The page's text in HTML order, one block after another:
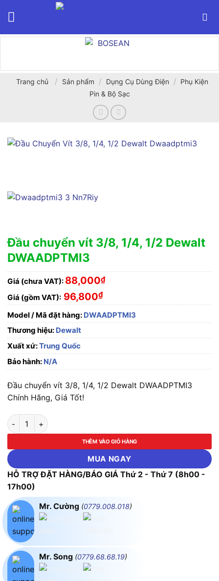
Trang chủ / Sản phẩm / Dụng Cụ Dùng Điện / Phụ Kiện
Pin & Bộ Sạc
Đầu chuyển vít 3/8, 1/4, 1/2 Dewalt
DWAADPTMI3
Giá (chưa VAT): 88,000₫
Giá (gồm VAT): 96,800₫
Model / Mã đặt hàng: DWAADPTMI3
Thương hiệu: Dewalt
Xuất xứ:Trung Quốc
Bảo hành: N/A
Đầu chuyển vít 3/8, 1/4, 1/2 Dewalt DWAADPTMI3
Chính Hãng, Giá Tốt!
Đầu chuyển vít 3/8, 1/4, 1/2 Dewalt DWAADPTMI3 số lượng
THÊM VÀO GIỎ HÀNG
MUA NGAY
HỖ TRỢ ĐẶT HÀNG/BÁO GIÁ Thứ 2 - Thứ 7 (8h00 -
17h00)
Mr. Cường (0779.008.018)
Mr. Song (0779.68.68.19)